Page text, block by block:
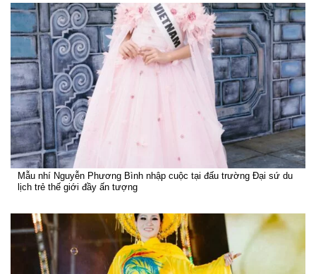
Mẫu nhí Nguyễn Phương Bình nhập cuộc tại đấu trường Đại sứ du
lịch trẻ thế giới đầy ấn tượng